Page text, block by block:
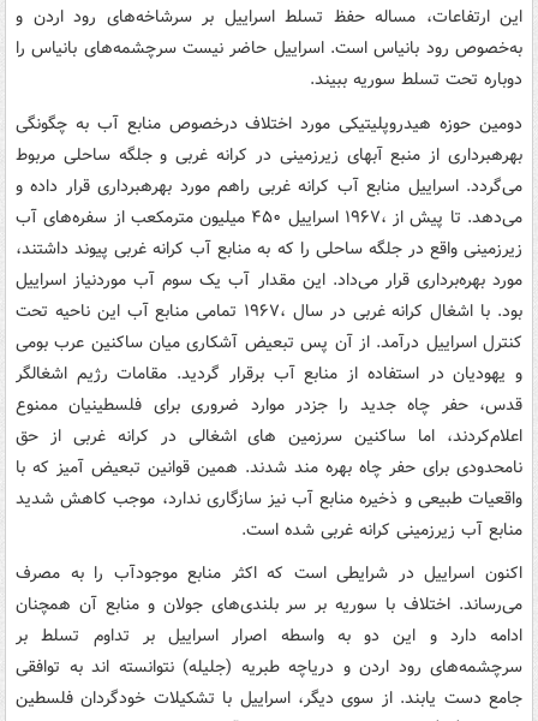
این ارتفاعات، مساله حفظ تسلط اسراییل بر سرشاخه‌های رود اردن و
به‌خصوص رود بانیاس است. اسراییل حاضر نیست سرچشمه‌های بانیاس را
دوباره تحت تسلط سوریه ببیند.
دومین حوزه هیدروپلیتیکی مورد اختلاف درخصوص منابع آب به چگونگی
بهرهبرداری از منبع آبهای زیرزمینی در کرانه غربی و جلگه ساحلی مربوط
می‌گردد. اسراییل منابع آب کرانه غربی راهم مورد بهرهبرداری قرار داده و
می‌دهد. تا پیش از ،۱۹۶۷ اسراییل ۴۵۰ میلیون مترمکعب از سفره‌های آب
زیرزمینی واقع در جلگه ساحلی را که به منابع آب کرانه غربی پیوند داشتند،
مورد بهره‌برداری قرار می‌داد. این مقدار آب یک سوم آب موردنیاز اسراییل
بود. با اشغال کرانه غربی در سال ،۱۹۶۷ تمامی منابع آب این ناحیه تحت
کنترل اسراییل درآمد. از آن پس تبعیض آشکاری میان ساکنین عرب بومی
و یهودیان در استفاده از منابع آب برقرار گردید. مقامات رژیم اشغالگر
قدس، حفر چاه جدید را جزدر موارد ضروری برای فلسطینیان ممنوع
اعلام‌کردند، اما ساکنین سرزمین های اشغالی در کرانه غربی از حق
نامحدودی برای حفر چاه بهره مند شدند. همین قوانین تبعیض آمیز که با
واقعیات طبیعی و ذخیره منابع آب نیز سازگاری ندارد، موجب کاهش شدید
منابع آب زیرزمینی کرانه غربی شده‌ است.
اکنون اسراییل در شرایطی است که اکثر منابع موجودآب را به مصرف
می‌رساند. اختلاف با سوریه بر سر بلندی‌های جولان و منابع آن همچنان
ادامه دارد و این دو به واسطه اصرار اسراییل بر تداوم تسلط بر
سرچشمه‌های رود اردن و دریاچه طبریه (جلیله) نتوانسته اند به توافقی
جامع دست یابند. از سوی دیگر، اسراییل با تشکیلات خودگردان فلسطین